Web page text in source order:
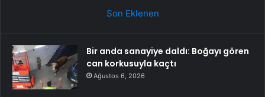
Son Eklenen
Bir anda sanayiye daldı: Boğayı gören
can korkusuyla kaçtı
Ağustos 6, 2026